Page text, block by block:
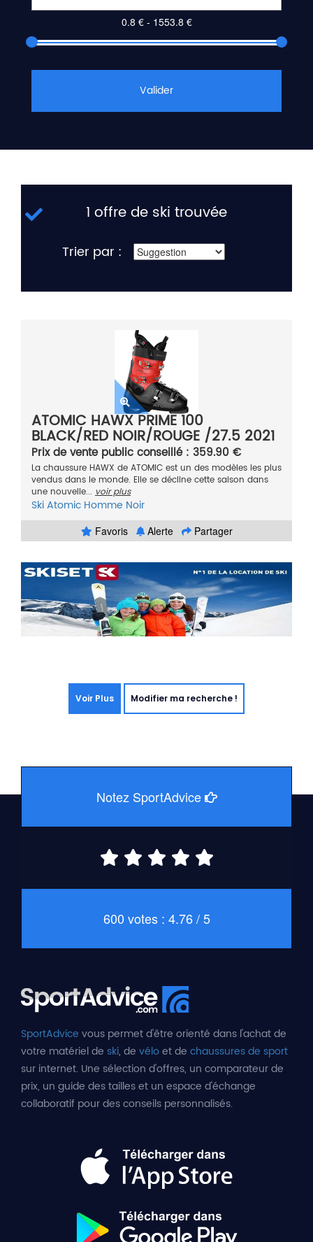
Valider
1 offre de ski trouvée
Trier par :
ATOMIC HAWX PRIME 100
BLACK/RED NOIR/ROUGE /27.5 2021
Prix de vente public conseillé : 359.90 €
La chaussure HAWX de ATOMIC est un des modèles les plus
vendus dans le monde. Elle se décline cette saison dans
une nouvelle... voir plus
SkiAtomic Homme Noir
Favoris Alerte Partager
Voir Plus Modifier ma recherche !
Notez SportAdvice
600 votes : 4.76 / 5
SportAdvice vous permet d'être orienté dans l'achat de
votre matériel de ski, de véloet de chaussures de sport
sur internet. Une sélection d'offres, un comparateur de
prix, un guide des tailles et un espace d'échange
collaboratif pour des conseils personnalisés.